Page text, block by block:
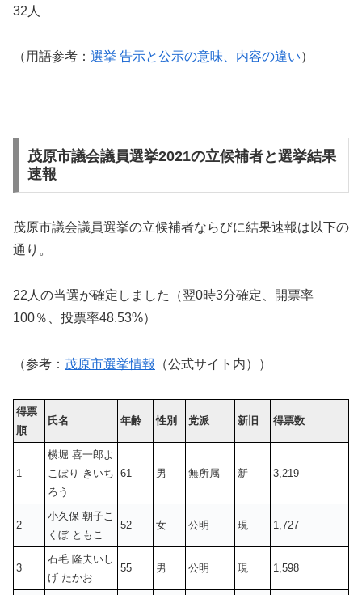
32人
（用語参考： 選挙 告示と公示の意味、内容の違い）
茂原市議会議員選挙2021の立候補者と選挙結果
速報
茂原市議会議員選挙の立候補者ならびに結果速報は以下の
通り。
22人の当選が確定しました（翌0時3分確定、開票率
100％、投票率48.53%）
（参考： 茂原市選挙情報 （公式サイト内））
得票
順
氏名 年齢 性別 党派 新旧 得票数
1
横堀 喜一郎よ
こぼり きいち
ろう
61 男 無所属 新 3,219
2
小久保 朝子こ
くぼ ともこ
52 女 公明 現 1,727
3
石毛 隆夫いし
げ たかお
55 男 公明 現 1,598